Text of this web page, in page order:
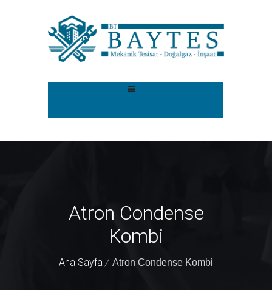
Atron Condense
Kombi
Ana Sayfa Atron Condense Kombi